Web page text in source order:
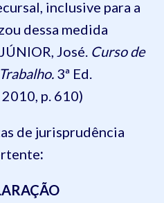
inclusive para a
dessa medida
José. Curso de
3ª Ed.
p. 610)
de jurisprudência
: